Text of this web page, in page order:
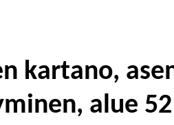
kartano,
alue